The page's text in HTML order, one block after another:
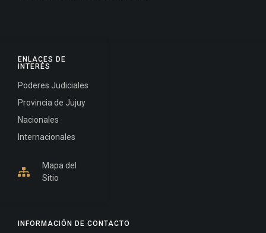
INFORMACIÓN DE CONTACTO
ENLACES DE
INTERÉS
Poderes Judiciales
Provincia de Jujuy
Nacionales
Internacionales
Mapa del
Sitio